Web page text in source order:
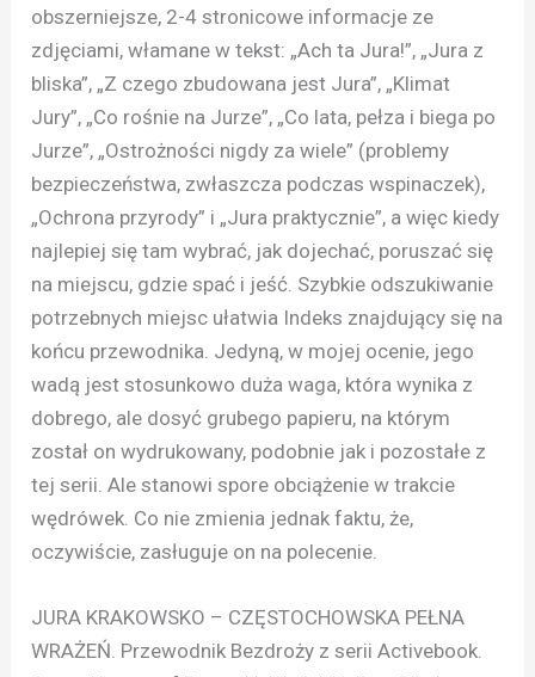
obszerniejsze, 2-4 stronicowe informacje ze
zdjęciami, włamane w tekst: „Ach ta Jura!”, „Jura z
bliska”, „Z czego zbudowana jest Jura”, „Klimat
Jury”, „Co rośnie na Jurze”, „Co lata, pełza i biega po
Jurze”, „Ostrożności nigdy za wiele” (problemy
bezpieczeństwa, zwłaszcza podczas wspinaczek),
„Ochrona przyrody” i „Jura praktycznie”, a więc kiedy
najlepiej się tam wybrać, jak dojechać, poruszać się
na miejscu, gdzie spać i jeść. Szybkie odszukiwanie
potrzebnych miejsc ułatwia Indeks znajdujący się na
końcu przewodnika. Jedyną, w mojej ocenie, jego
wadą jest stosunkowo duża waga, która wynika z
dobrego, ale dosyć grubego papieru, na którym
został on wydrukowany, podobnie jak i pozostałe z
tej serii. Ale stanowi spore obciążenie w trakcie
wędrówek. Co nie zmienia jednak faktu, że,
oczywiście, zasługuje on na polecenie.
JURA KRAKOWSKO – CZĘSTOCHOWSKA PEŁNA
WRAŻEŃ. Przewodnik Bezdroży z serii Activebook.